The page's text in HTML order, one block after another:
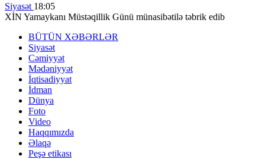
Siyasət 18:05
XİN Yamaykanı Müstəqillik Günü münasibətilə təbrik edib
BÜTÜN XƏBƏRLƏR
Siyasət
Cəmiyyət
Mədəniyyət
İqtisadiyyat
İdman
Dünya
Foto
Video
Haqqımızda
Əlaqə
Peşə etikası